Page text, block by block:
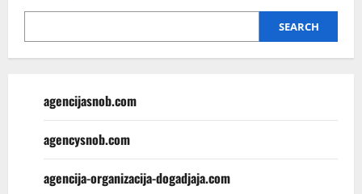
SEARCH
agencijasnob.com
agencysnob.com
agencija-organizacija-dogadjaja.com